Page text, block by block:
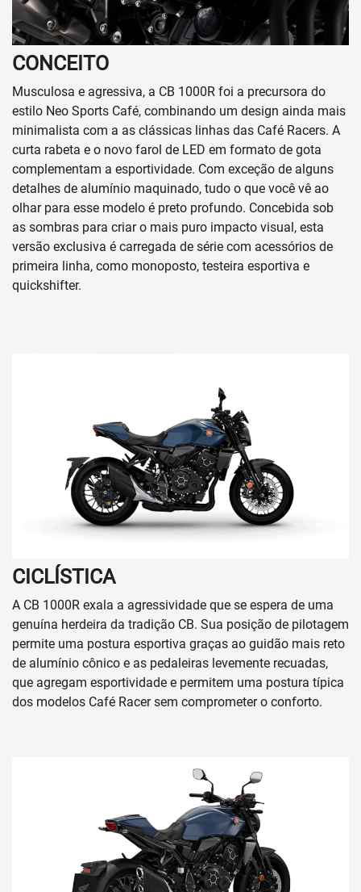
CONCEITO
Musculosa e agressiva, a CB 1000R foi a precursora do
estilo Neo Sports Café, combinando um design ainda mais
minimalista com a as clássicas linhas das Café Racers. A
curta rabeta e o novo farol de LED em formato de gota
complementam a esportividade. Com exceção de alguns
detalhes de alumínio maquinado, tudo o que você vê ao
olhar para esse modelo é preto profundo. Concebida sob
as sombras para criar o mais puro impacto visual, esta
versão exclusiva é carregada de série com acessórios de
primeira linha, como monoposto, testeira esportiva e
quickshifter.
CICLÍSTICA
A CB 1000R exala a agressividade que se espera de uma
genuína herdeira da tradição CB. Sua posição de pilotagem
permite uma postura esportiva graças ao guidão mais reto
de alumínio cônico e as pedaleiras levemente recuadas,
que agregam esportividade e permitem uma postura típica
dos modelos Café Racer sem comprometer o conforto.